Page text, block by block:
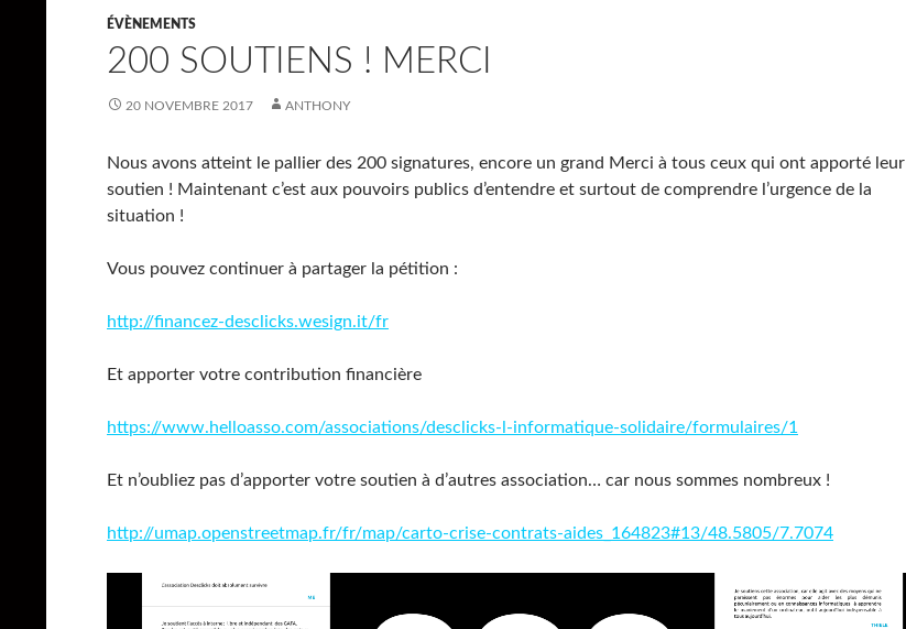
ÉVÈNEMENTS
200 SOUTIENS ! MERCI
20 NOVEMBRE 2017 ANTHONY
Nous avons atteint le pallier des 200 signatures, encore un grand Merci à tous ceux qui ont apporté leur
soutien ! Maintenant c’est aux pouvoirs publics d’entendre et surtout de comprendre l’urgence de la
situation !
Vous pouvez continuer à partager la pétition :
http://financez-desclicks.wesign.it/fr
Et apporter votre contribution financière
https://www.helloasso.com/associations/desclicks-l-informatique-solidaire/formulaires/1
Et n’oubliez pas d’apporter votre soutien à d’autres association… car nous sommes nombreux !
http://umap.openstreetmap.fr/fr/map/carto-crise-contrats-aides_164823#13/48.5805/7.7074